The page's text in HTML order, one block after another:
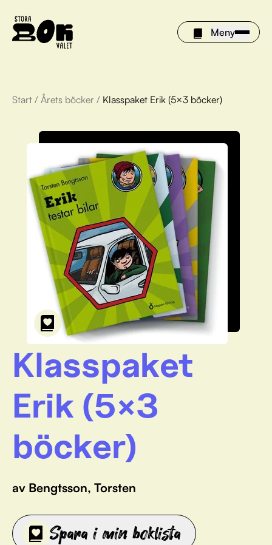
Meny
Årets böcker
Om Stora bokvalet
Olivia tipsar
Vinnare
FAQ
För bibliotek
Start / Årets böcker / Klasspaket Erik (5×3 böcker)
Klasspaket
Erik (5×3
böcker)
av Bengtsson, Torsten
Spara i min boklista